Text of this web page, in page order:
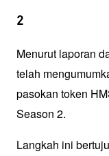
2
Menurut laporan
telah
pasokan token
Season 2.
Langkah ini